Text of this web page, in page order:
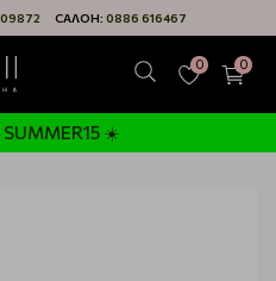
САЛОН: 0886 616467
0 0
☀️